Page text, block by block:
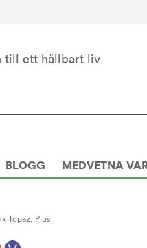
till ett hållbart liv
BLOGG MEDVETNA
Topaz, Plus